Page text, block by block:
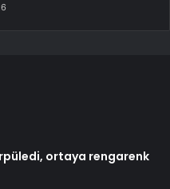
ortaya rengarenk